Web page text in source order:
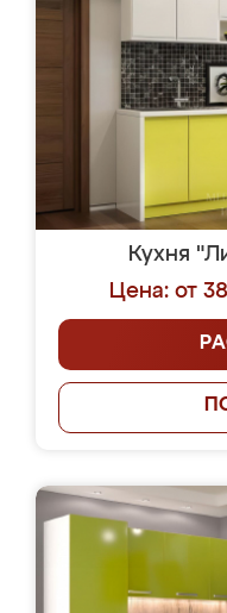
Кухня
Цена: от